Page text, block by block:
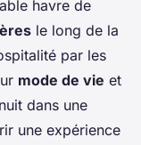
havre de
le long de la
par les
mode de vie et
dans une
une expérience